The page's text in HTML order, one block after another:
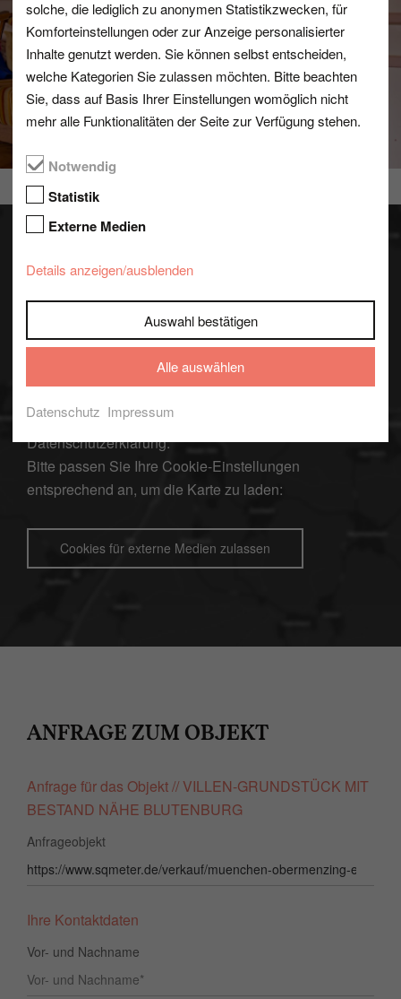
Datenschutzhinweis
Standortkarte von Google Maps anzeigen
Wenn Sie unsere Standortkarte nutzen möchten, wird
Weitere Informationen finden Sie dazu in unserer
Datenschutzerklärung.
Bitte passen Sie Ihre Cookie-Einstellungen
entsprechend an, um die Karte zu laden:
Cookies für externe Medien zulassen
ANFRAGE ZUM OBJEKT
Anfrage für das Objekt // VILLEN-GRUNDSTÜCK MIT
BESTAND NÄHE BLUTENBURG
Anfrageobjekt
Ihre Kontaktdaten
Vor- und Nachname
solche, die lediglich zu anonymen Statistikzwecken, für
Komforteinstellungen oder zur Anzeige personalisierter
Inhalte genutzt werden. Sie können selbst entscheiden,
welche Kategorien Sie zulassen möchten. Bitte beachten
Sie, dass auf Basis Ihrer Einstellungen womöglich nicht
mehr alle Funktionalitäten der Seite zur Verfügung stehen.
Notwendig
Statistik
Externe Medien
Details anzeigen/ausblenden
Auswahl bestätigen
Alle auswählen
Datenschutz Impressum